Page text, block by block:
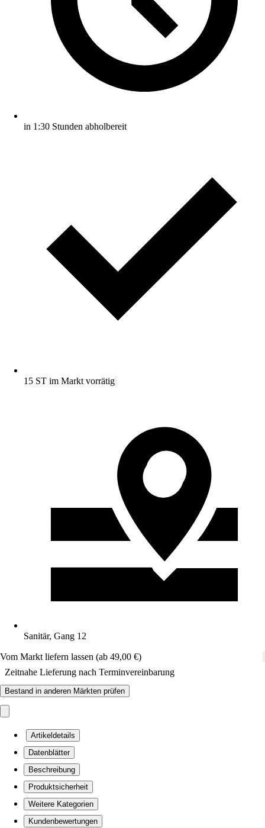
in 1:30 Stunden abholbereit
15 ST im Markt vorrätig
Sanitär, Gang 12
Vom Markt liefern lassen (ab 49,00 €)
Zeitnahe Lieferung nach Terminvereinbarung
Bestand in anderen Märkten prüfen
Artikeldetails
Datenblätter
Beschreibung
Produktsicherheit
Weitere Kategorien
Kundenbewertungen